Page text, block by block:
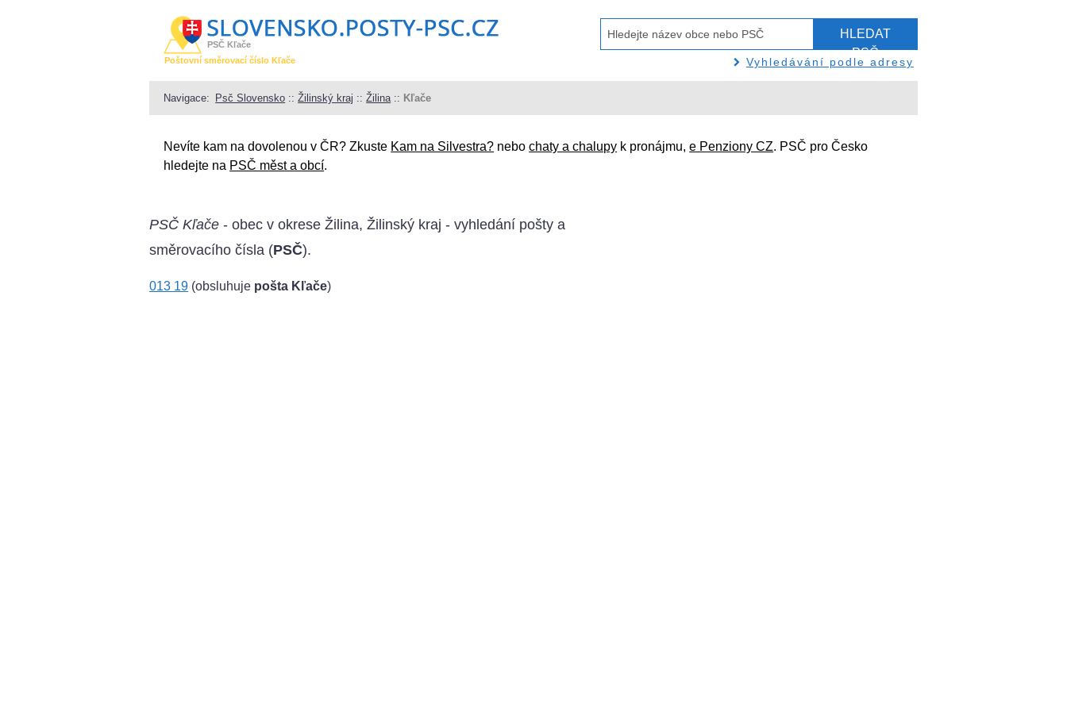
PSČ Kľače
Poštovní směrovací číslo Kľače
HLEDAT
PSČ
Vyhledávání podle adresy
Navigace: Psč Slovensko ::Žilinský kraj ::Žilina :: Kľače
Nevíte kam na dovolenou v ČR? Zkuste Kam na Silvestra? nebochaty a chalupy k pronájmu,e Penziony CZ. PSČ pro Česko
hledejte na PSČ měst a obcí.
PSČ Kľače - obec v okrese Žilina, Žilinský kraj - vyhledání pošty a
směrovacího čísla (PSČ).
013 19 (obsluhuje pošta Kľače)